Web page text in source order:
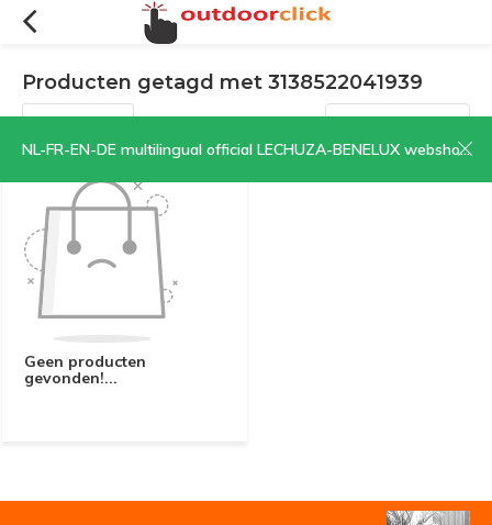
NL-FR-EN-DE multilingual official LECHUZA-BENELUX webshop | CLICK HERE NOW!
Producten getagd met 3138522041939
Filters Sorteren op:
Geen producten
gevonden!...